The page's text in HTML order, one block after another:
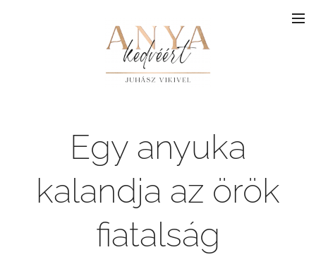
Egy anyuka
kalandja az örök
fiatalság